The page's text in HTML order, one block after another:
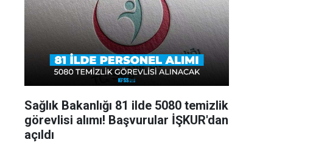
Sağlık Bakanlığı 81 ilde 5080 temizlik
görevlisi alımı! Başvurular İŞKUR'dan
açıldı